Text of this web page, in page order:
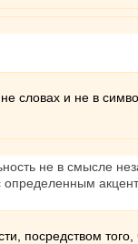
словах и не в
не в смысле
определенным
посредством того,